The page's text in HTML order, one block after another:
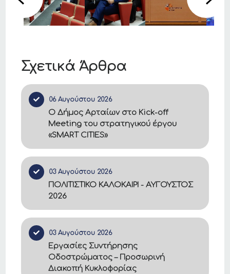
Σχετικά Άρθρα
06 Αυγούστου 2026
Ο Δήμος Αρταίων στο Kick-off
Meeting του στρατηγικού έργου
«SMART CITIES»
03 Αυγούστου 2026
ΠΟΛΙΤΙΣΤΙΚΟ ΚΑΛΟΚΑΙΡΙ - ΑΥΓΟΥΣΤΟΣ
2026
03 Αυγούστου 2026
Εργασίες Συντήρησης
Οδοστρώματος – Προσωρινή
Διακοπή Κυκλοφορίας